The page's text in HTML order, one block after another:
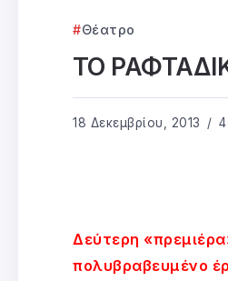
Θέατρο
ΤΟ
18 Δεκεμβρίου, 2013
Δεύτερη
πολυβραβευμένο